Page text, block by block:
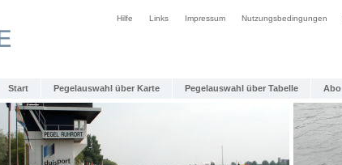
Hilfe Links Impressum Nutzungsbedingungen
Start Pegelauswahl über Karte Pegelauswahl über Tabelle Abo